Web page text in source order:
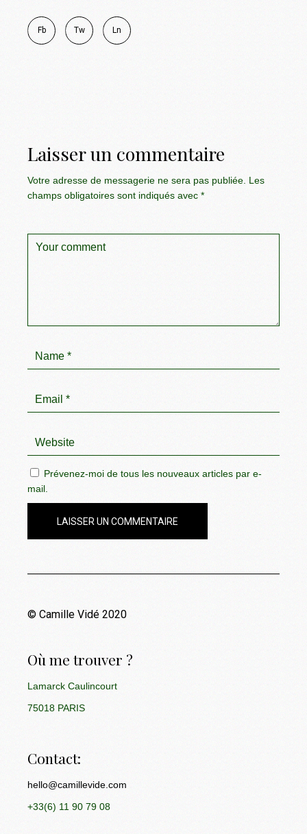
Fb Tw Ln
Laisser un commentaire
Votre adresse de messagerie ne sera pas publiée. Les
champs obligatoires sont indiqués avec*
Prévenez-moi de tous les nouveaux articles par e-
mail.
LAISSER UN COMMENTAIRE
© Camille Vidé 2020
Où me trouver ?
Lamarck Caulincourt
75018 PARIS
Contact:
hello@camillevide.com
+33(6) 11 90 79 08